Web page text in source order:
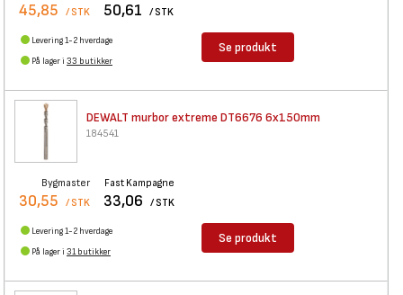
45,85 / STK 50,61 / STK
Levering 1-2 hverdage
På lager i 33 butikker
Se produkt
DEWALT murbor extreme DT6676 6x150mm
184541
Bygmaster
30,55 / STK
Fast Kampagne
33,06 / STK
Levering 1-2 hverdage
På lager i 31 butikker
Se produkt